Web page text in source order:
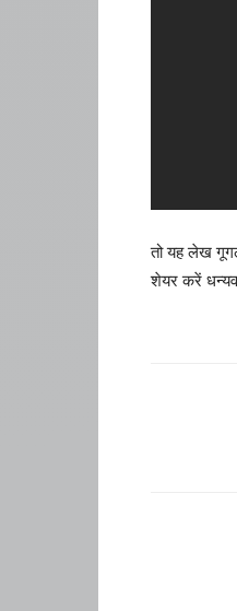
तो यह लेख
शेयर करें